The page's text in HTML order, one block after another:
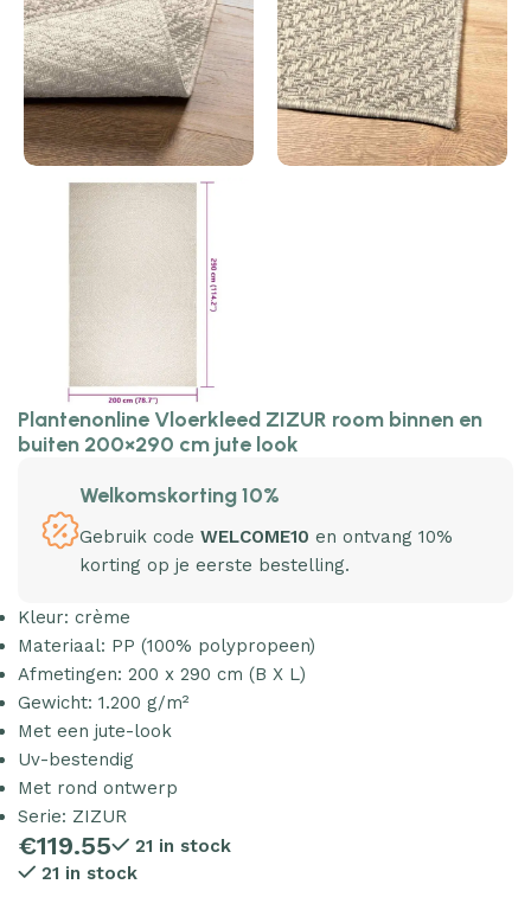
Plantenonline Vloerkleed ZIZUR room binnen en
buiten 200×290 cm jute look
Welkomskorting 10%
Gebruik code WELCOME10 en ontvang 10%
korting op je eerste bestelling.
Kleur: crème
Materiaal: PP (100% polypropeen)
Afmetingen: 200 x 290 cm (B X L)
Gewicht: 1.200 g/m²
Met een jute-look
Uv-bestendig
Met rond ontwerp
Serie: ZIZUR
€119.55
21 in stock
21 in stock